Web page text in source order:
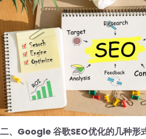
二、Google 谷歌SEO优化的几种形